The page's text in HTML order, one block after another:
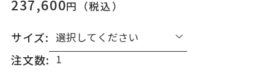
237,600円（税込）
サイズ:
注文数: